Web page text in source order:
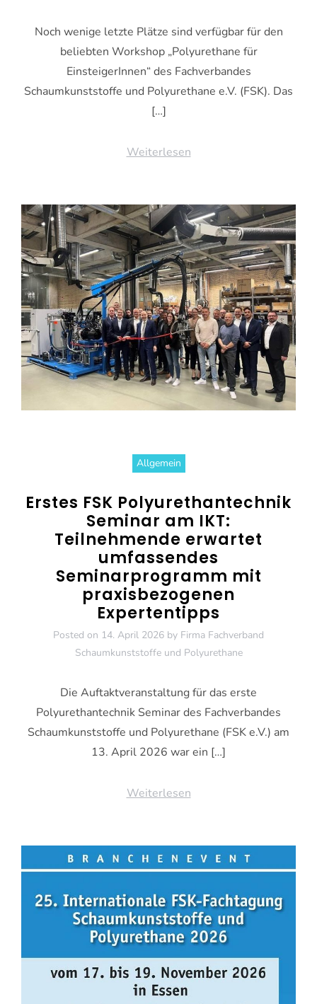
Noch wenige letzte Plätze sind verfügbar für den
beliebten Workshop „Polyurethane für
EinsteigerInnen“ des Fachverbandes
Schaumkunststoffe und Polyurethane e.V. (FSK). Das
[…]
Weiterlesen
Allgemein
Erstes FSK Polyurethantechnik
Seminar am IKT:
Teilnehmende erwartet
umfassendes
Seminarprogramm mit
praxisbezogenen
Expertentipps
Posted on 14. April 2026 by Firma Fachverband
Schaumkunststoffe und Polyurethane
Die Auftaktveranstaltung für das erste
Polyurethantechnik Seminar des Fachverbandes
Schaumkunststoffe und Polyurethane (FSK e.V.) am
13. April 2026 war ein […]
Weiterlesen